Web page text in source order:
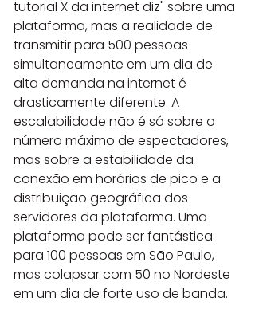
tutorial X da internet diz" sobre uma
plataforma, mas a realidade de
transmitir para 500 pessoas
simultaneamente em um dia de
alta demanda na internet é
drasticamente diferente. A
escalabilidade não é só sobre o
número máximo de espectadores,
mas sobre a estabilidade da
conexão em horários de pico e a
distribuição geográfica dos
servidores da plataforma. Uma
plataforma pode ser fantástica
para 100 pessoas em São Paulo,
mas colapsar com 50 no Nordeste
em um dia de forte uso de banda.